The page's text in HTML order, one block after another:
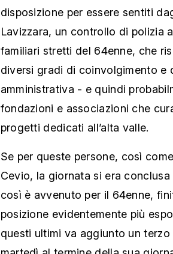
disposizione per essere sentiti
Lavizzara, un controllo di polizia
familiari stretti del 64enne, che
diversi gradi di coinvolgimento e
amministrativa - e quindi
fondazioni e associazioni che
progetti dedicati all’alta valle.
Se per queste persone, così
Cevio, la giornata si era
così è avvenuto per il 64enne,
posizione evidentemente più
questi ultimi va aggiunto un